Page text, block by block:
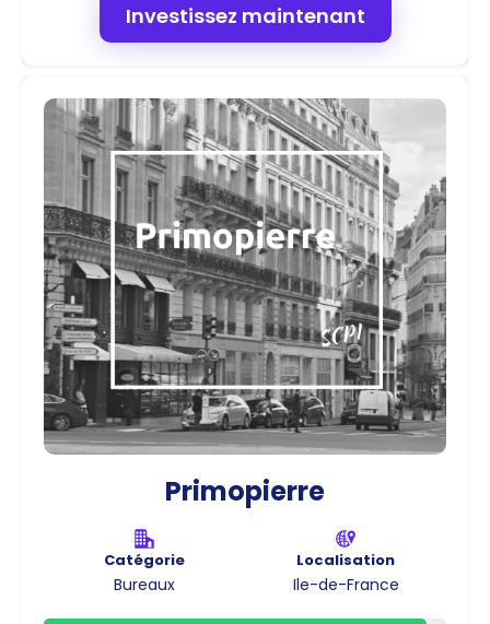
Investissez maintenant
Primopierre
Catégorie
Bureaux
Localisation
Ile-de-France